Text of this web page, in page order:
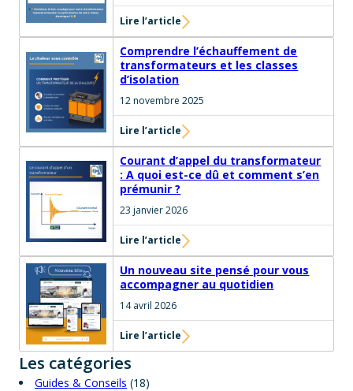
Lire l’article
Comprendre l’échauffement de
transformateurs et les classes
d’isolation
12 novembre 2025
Lire l’article
Courant d’appel du transformateur
: A quoi est-ce dû et comment s’en
prémunir ?
23 janvier 2026
Lire l’article
Un nouveau site pensé pour vous
accompagner au quotidien
14 avril 2026
Lire l’article
Les catégories
Guides & Conseils (18)